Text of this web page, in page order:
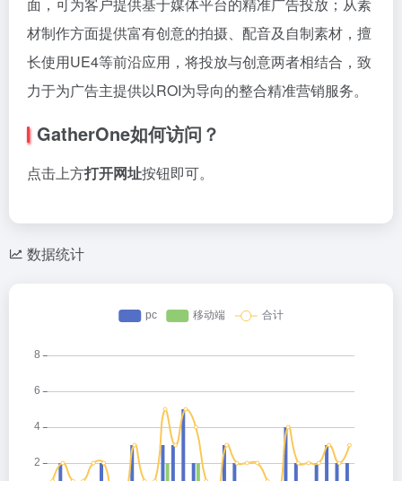
材制作方面提供富有创意的拍摄、配音及自制素材，擅
长使用UE4等前沿应用，将投放与创意两者相结合，致
力于为广告主提供以ROI为导向的整合精准营销服务。
GatherOne如何访问？
点击上方打开网址按钮即可。
数据统计